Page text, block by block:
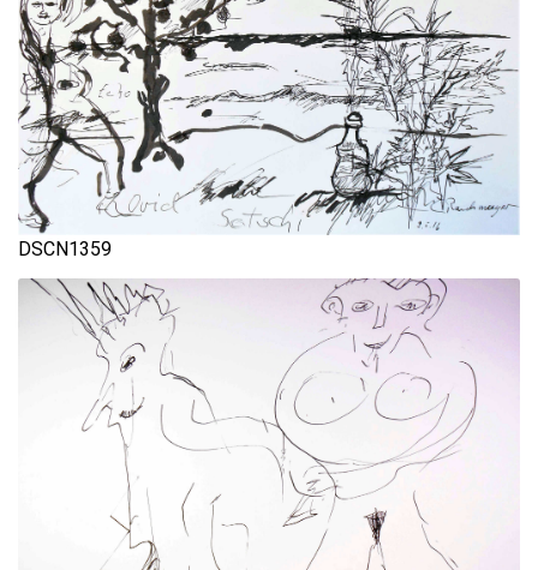
DSCN1359